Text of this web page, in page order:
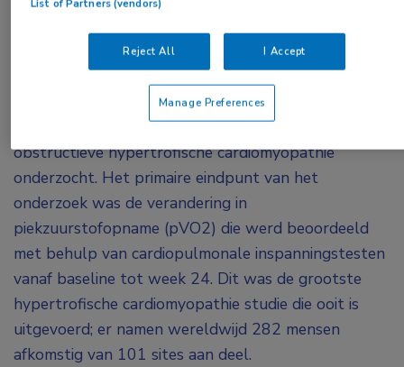
de beperkende symptomen en een afname in
linkerventrikel outflow tract drukgradiënten.
In de fase III-SEQUOIA-HCM-studie is de
werkzaamheid en veiligheid van aficamten versus
placebo bij volwassenen met symptomatische
obstructieve hypertrofische cardiomyopathie
onderzocht. Het primaire eindpunt van het
onderzoek was de verandering in
piekzuurstofopname (pVO2) die werd beoordeeld
met behulp van cardiopulmonale inspanningstesten
vanaf baseline tot week 24. Dit was de grootste
hypertrofische cardiomyopathie studie die ooit is
uitgevoerd; er namen wereldwijd 282 mensen
afkomstig van 101 sites aan deel.
List of Partners (vendors)
Reject All I Accept
Manage Preferences